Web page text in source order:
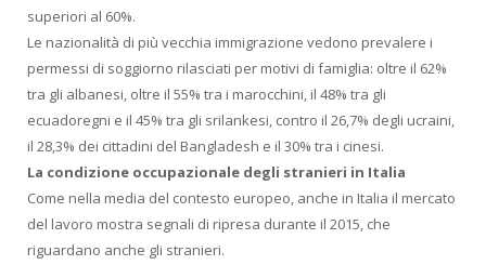
superiori al 60%.
Le nazionalità di più vecchia immigrazione vedono prevalere i
permessi di soggiorno rilasciati per motivi di famiglia: oltre il 62%
tra gli albanesi, oltre il 55% tra i marocchini, il 48% tra gli
ecuadoregni e il 45% tra gli srilankesi, contro il 26,7% degli ucraini,
il 28,3% dei cittadini del Bangladesh e il 30% tra i cinesi.
La condizione occupazionale degli stranieri in Italia
Come nella media del contesto europeo, anche in Italia il mercato
del lavoro mostra segnali di ripresa durante il 2015, che
riguardano anche gli stranieri.